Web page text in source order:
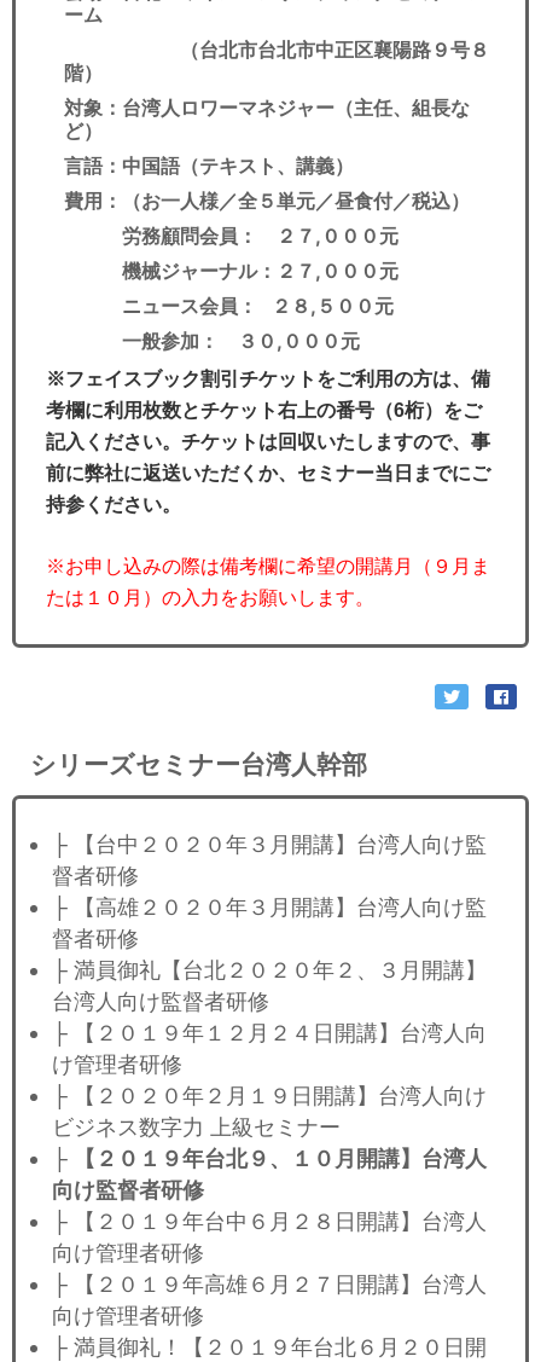
ーム
（台北市台北市中正区襄陽路９号８
階）
対象：台湾人ロワーマネジャー（主任、組長な
ど）
言語：中国語（テキスト、講義）
費用：（お一人様／全５単元／昼食付／税込）
労務顧問会員： ２７,０００元
機械ジャーナル：２７,０００元
ニュース会員： ２８,５００元
一般参加： ３０,０００元
※フェイスブック割引チケットをご利用の方は、備
考欄に利用枚数とチケット右上の番号（6桁）をご
記入ください。チケットは回収いたしますので、事
前に弊社に返送いただくか、セミナー当日までにご
持参ください。
※お申し込みの際は備考欄に希望の開講月（９月ま
たは１０月）の入力をお願いします。
シリーズセミナー台湾人幹部
├ 【台中２０２０年３月開講】台湾人向け監
督者研修
├ 【高雄２０２０年３月開講】台湾人向け監
督者研修
├ 満員御礼【台北２０２０年２、３月開講】
台湾人向け監督者研修
├ 【２０１９年１２月２４日開講】台湾人向
け管理者研修
├ 【２０２０年２月１９日開講】台湾人向け
ビジネス数字力 上級セミナー
├
【２０１９年台北９、１０月開講】台湾人
向け監督者研修
├ 【２０１９年台中６月２８日開講】台湾人
向け管理者研修
├ 【２０１９年高雄６月２７日開講】台湾人
向け管理者研修
├ 満員御礼！【２０１９年台北６月２０日開